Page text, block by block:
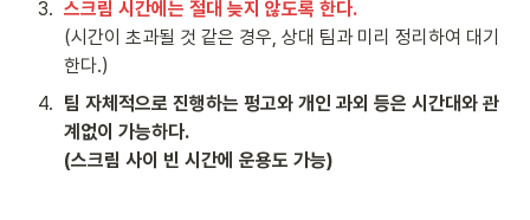
3. 스크림 시간에는 절대 늦지 않도록 한다.
(시간이 초과될 것 같은 경우, 상대 팀과 미리 정리하여 대기
한다.)
4. 팀 자체적으로 진행하는 펑고와 개인 과외 등은 시간대와 관
계없이 가능하다.
(스크림 사이 빈 시간에 운용도 가능)